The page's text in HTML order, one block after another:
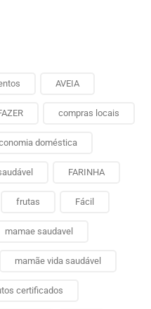
AVEIA
compras locais
doméstica
FARINHA
frutas Fácil
mamae saudavel
mamãe vida saudável
certificados